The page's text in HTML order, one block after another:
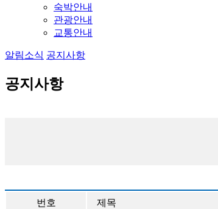
숙박안내
관광안내
교통안내
알림소식 공지사항
공지사항
번호 제목